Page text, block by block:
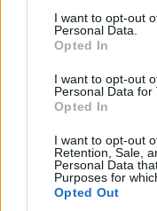
I want to opt-out
Personal Data.
Opted In
I want to opt-out
Personal Data for
Opted In
I want to opt-out
Retention, Sale,
Personal Data
Purposes for
Opted Out
Tetszett a cikk?